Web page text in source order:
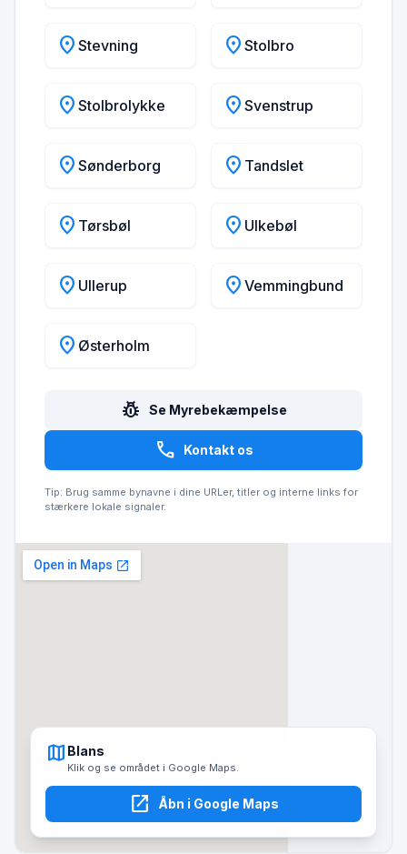
location_on Stevning location_on Stolbro
location_on Stolbrolykke location_on Svenstrup
location_on Sønderborg location_on Tandslet
location_on Tørsbøl location_on Ulkebøl
location_on Ullerup location_on Vemmingbund
location_on Østerholm
pest_control Se Myrebekæmpelse
call Kontakt os
Tip: Brug samme bynavne i dine URLer, titler og interne links for
stærkere lokale signaler.
map Blans
Klik og se området i Google Maps.
open_in_new Åbn i Google Maps